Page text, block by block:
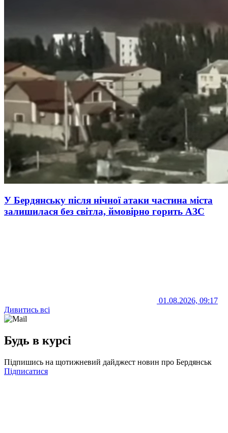
У Бердянську після нічної атаки частина міста
залишилася без світла, ймовірно горить АЗС
01.08.2026, 09:17
Дивитись всі
Будь в курсі
Підпишись на щотижневий дайджест новин про Бердянськ
Підписатися